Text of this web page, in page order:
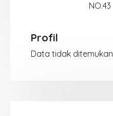
NO.43
Profil
Data tidak ditemukan